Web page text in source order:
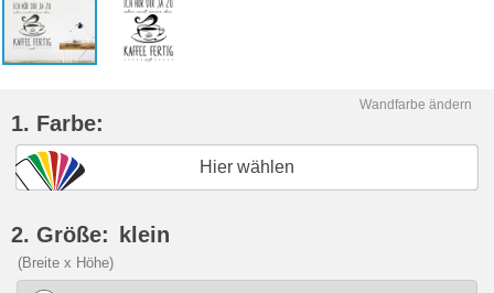
Wandfarbe ändern
1. Farbe:
Hier wählen
2. Größe: klein
(Breite x Höhe)